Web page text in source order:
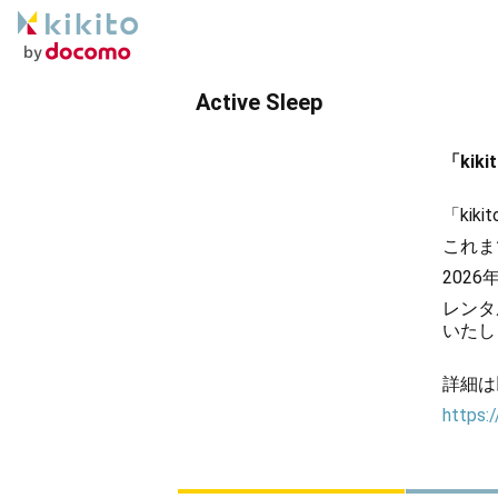
Active Sleep
「
「
これ
2026
レン
いた
詳細